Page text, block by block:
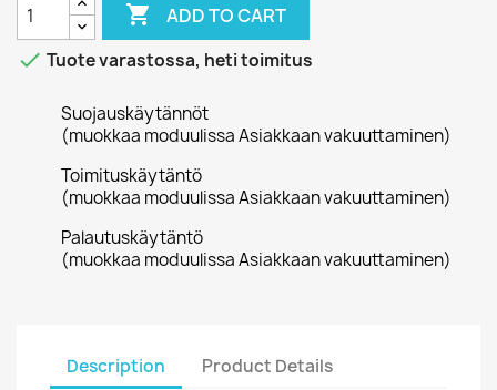
 ADD TO CART
 Tuote varastossa, heti toimitus
Suojauskäytännöt
(muokkaa moduulissa Asiakkaan vakuuttaminen)
Toimituskäytäntö
(muokkaa moduulissa Asiakkaan vakuuttaminen)
Palautuskäytäntö
(muokkaa moduulissa Asiakkaan vakuuttaminen)
Description Product Details